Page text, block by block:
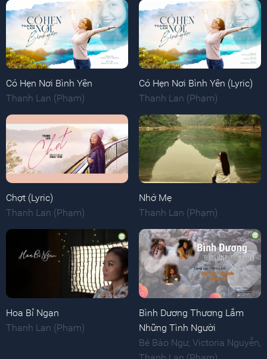
Có Hẹn Nơi Bình Yên
Thanh Lan (Phạm)
Có Hẹn Nơi Bình Yên (Lyric)
Thanh Lan (Phạm)
Chợt (Lyric)
Thanh Lan (Phạm)
Nhớ Mẹ
Thanh Lan (Phạm)
Hoa Bỉ Ngạn
Thanh Lan (Phạm)
Bình Dương Thương Lắm
Những Tình Người
Bé Bào Ngư, Victoria Nguyễn